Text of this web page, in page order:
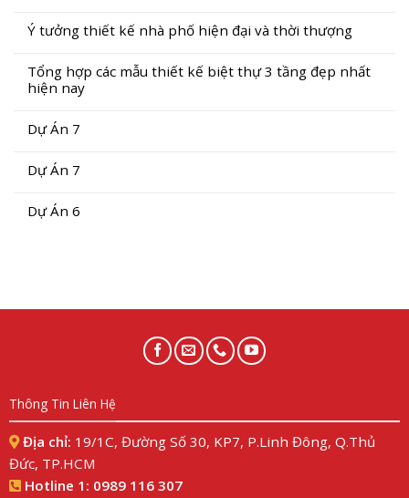
Ý tưởng thiết kế nhà phố hiện đại và thời thượng
Tổng hợp các mẫu thiết kế biệt thự 3 tầng đẹp nhất
hiện nay
Dự Án 7
Dự Án 7
Dự Án 6
Thông Tin Liên Hệ
Địa chỉ: 19/1C, Đường Số 30, KP7, P.Linh Đông, Q.Thủ
Đức, TP.HCM
Hotline 1: 0989 116 307